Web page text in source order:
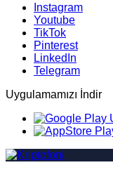
Instagram
Youtube
TikTok
Pinterest
LinkedIn
Telegram
Uygulamamızı İndir